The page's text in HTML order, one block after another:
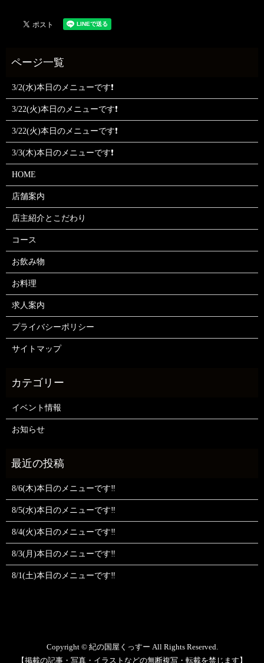
3/2(水)本日のメニューです❗
3/22(火)本日のメニューです❗
3/22(火)本日のメニューです❗
3/3(木)本日のメニューです❗
HOME
店舗案内
店主紹介とこだわり
コース
お飲み物
お料理
求人案内
プライバシーポリシー
サイトマップ
イベント情報
お知らせ
8/6(木)本日のメニューです‼️
8/5(水)本日のメニューです‼️
8/4(火)本日のメニューです‼️
8/3(月)本日のメニューです‼️
8/1(土)本日のメニューです‼️
Copyright © 紀の国屋くっすー All Rights Reserved.
【掲載の記事・写真・イラストなどの無断複写・転載を禁じます】